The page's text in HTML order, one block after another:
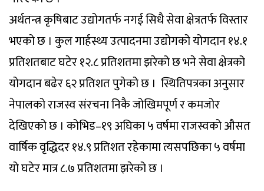
अर्थतन्त्र कृषिबाट उद्योगतर्फ नगई सिधै सेवा क्षेत्रतर्फ विस्तार
भएको छ । कुल गार्हस्थ्य उत्पादनमा उद्योगको योगदान १४.१
प्रतिशतबाट घटेर १२.८ प्रतिशतमा झरेको छ भने सेवा क्षेत्रको
योगदान बढेर ६२ प्रतिशत पुगेको छ । स्थितिपत्रका अनुसार
नेपालको राजस्व संरचना निकै जोखिमपूर्ण र कमजोर
देखिएको छ । कोभिड–१९ अघिका ५ वर्षमा राजस्वको औसत
वार्षिक वृद्धिदर १४.९ प्रतिशत रहेकामा त्यसपछिका ५ वर्षमा
यो घटेर मात्र ८.७ प्रतिशतमा झरेको छ ।